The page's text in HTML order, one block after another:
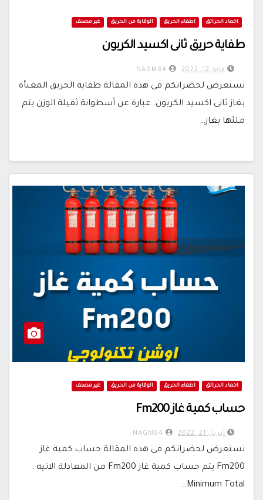
اخماد الحرائق اطفاء الحريق الوقاية من الحريق غير مصنف
طفاية حريق ثانى اكسيد الكربون
مايو 12, 2022
نستعرض لحضراتكم فى هذه المقالة طفاية الحريق المعبأة
بغاز ثانى اكسيد الكربون. عبارة عن أسطوانة ثقيلة الوزن يتم
ملئها بغاز…
اخماد الحرائق اطفاء الحريق الوقاية من الحريق غير مصنف
حساب كمية غاز Fm200
أبريل 21, 2022
نستعرض لحضراتكم فى هذه المقالة حساب كمية غاز
Fm200 يتم حساب كمية غاز Fm200 من المعادلة الاتيه :
Minimum Total…